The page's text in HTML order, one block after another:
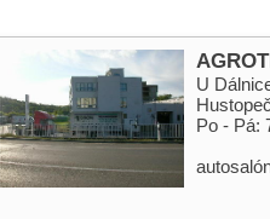
U
Po - Pá: